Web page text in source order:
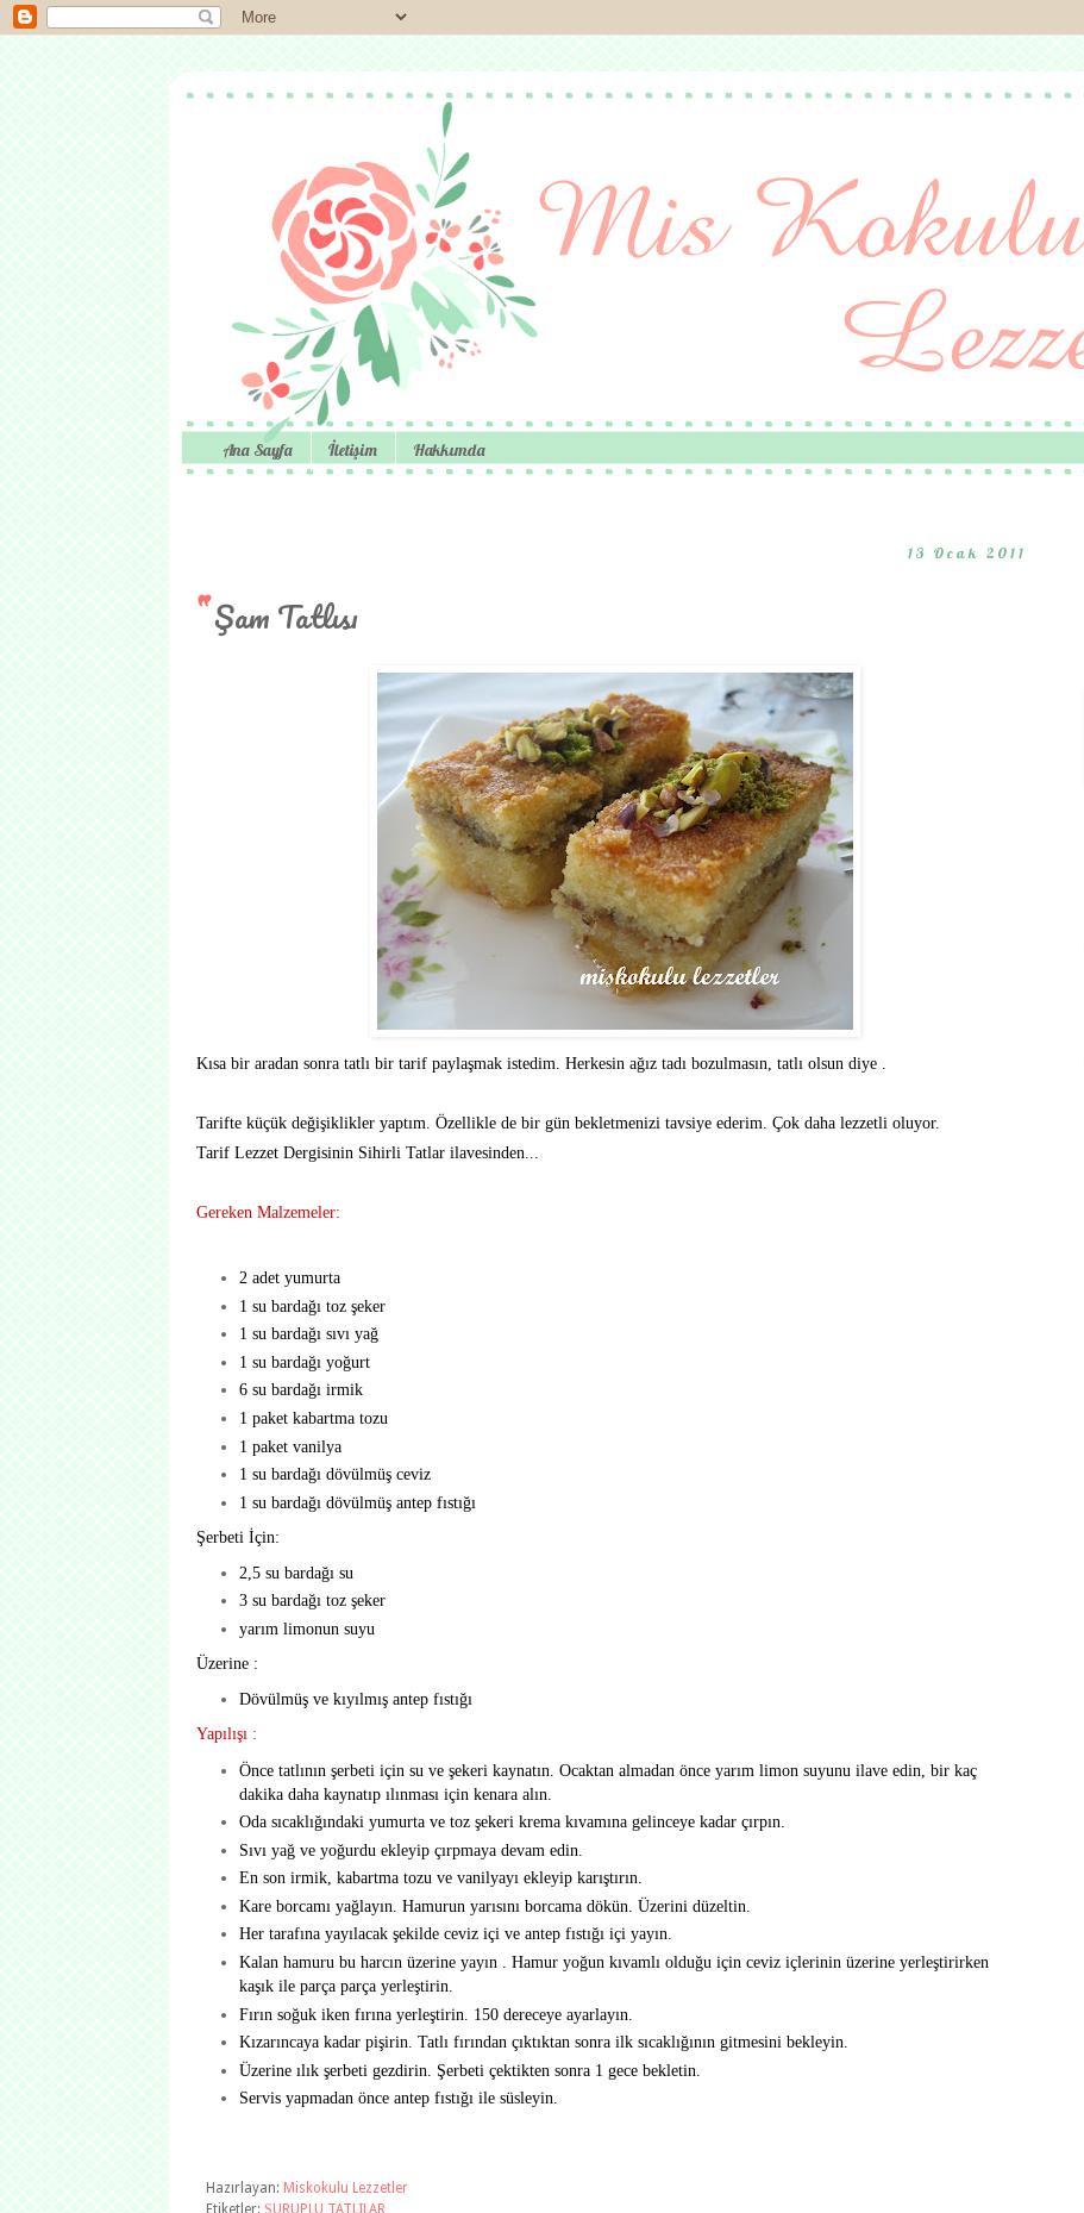
Ana Sayfa İletişim Hakkımda
13 Ocak 2011
Şam Tatlısı
Kısa bir aradan sonra tatlı bir tarif paylaşmak istedim. Herkesin ağız tadı bozulmasın, tatlı olsun diye .
Tarifte küçük değişiklikler yaptım. Özellikle de bir gün bekletmenizi tavsiye ederim. Çok daha lezzetli oluyor.
Tarif Lezzet Dergisinin Sihirli Tatlar ilavesinden...
Gereken Malzemeler:
2 adet yumurta
1 su bardağı toz şeker
1 su bardağı sıvı yağ
1 su bardağı yoğurt
6 su bardağı irmik
1 paket kabartma tozu
1 paket vanilya
1 su bardağı dövülmüş ceviz
1 su bardağı dövülmüş antep fıstığı
Şerbeti İçin:
2,5 su bardağı su
3 su bardağı toz şeker
yarım limonun suyu
Üzerine :
Dövülmüş ve kıyılmış antep fıstığı
Yapılışı :
Önce tatlının şerbeti için su ve şekeri kaynatın. Ocaktan almadan önce yarım limon suyunu ilave edin, bir kaç
dakika daha kaynatıp ılınması için kenara alın.
Oda sıcaklığındaki yumurta ve toz şekeri krema kıvamına gelinceye kadar çırpın.
Sıvı yağ ve yoğurdu ekleyip çırpmaya devam edin.
En son irmik, kabartma tozu ve vanilyayı ekleyip karıştırın.
Kare borcamı yağlayın. Hamurun yarısını borcama dökün. Üzerini düzeltin.
Her tarafına yayılacak şekilde ceviz içi ve antep fıstığı içi yayın.
Kalan hamuru bu harcın üzerine yayın . Hamur yoğun kıvamlı olduğu için ceviz içlerinin üzerine yerleştirirken
kaşık ile parça parça yerleştirin.
Fırın soğuk iken fırına yerleştirin. 150 dereceye ayarlayın.
Kızarıncaya kadar pişirin. Tatlı fırından çıktıktan sonra ilk sıcaklığının gitmesini bekleyin.
Üzerine ılık şerbeti gezdirin. Şerbeti çektikten sonra 1 gece bekletin.
Servis yapmadan önce antep fıstığı ile süsleyin.
Hazırlayan: Miskokulu Lezzetler